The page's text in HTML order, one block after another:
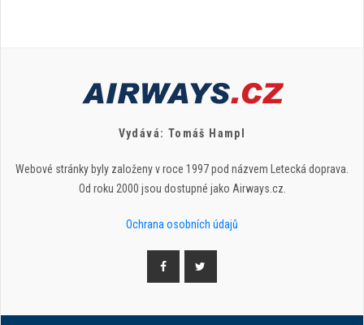
Vydává: Tomáš Hampl
Webové stránky byly založeny v roce 1997 pod názvem Letecká doprava.
Od roku 2000 jsou dostupné jako Airways.cz.
Ochrana osobních údajů